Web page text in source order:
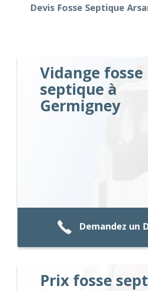
Devis Fosse Septique
Vidange fosse
septique à
Germigney
Demandez un
Prix fosse